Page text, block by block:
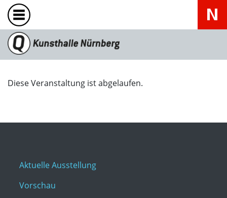
Diese Veranstaltung ist abgelaufen.
Aktuelle Ausstellung
Vorschau